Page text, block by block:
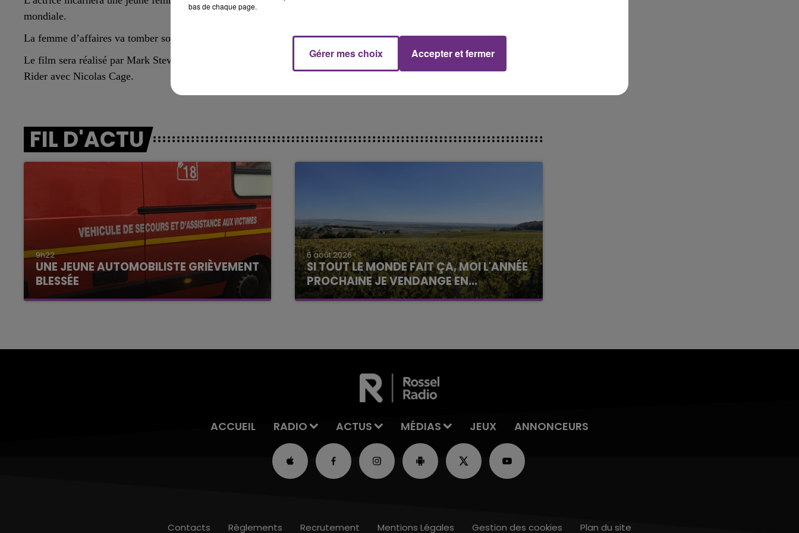
mondiale.
La femme d’affaires va tomber sous le charme d’un inconnu qui s’avère être le fils du fondateur de la marque.
Le film sera réalisé par Mark Steven Johnson à qui on doit des films comme Daredevil avec Ben Affleck et Ghost
Rider avec Nicolas Cage.
FIL D'ACTU
9h22
UNE JEUNE AUTOMOBILISTE GRIÈVEMENT
BLESSÉE
Une automobiliste s'est retrouvée piégée dans
6 août 2026
SI TOUT LE MONDE FAIT ÇA, MOI L'ANNÉE
PROCHAINE JE VENDANGE EN...
La vendange en Champagne a débuté ce jeudi
ACCUEIL RADIO ACTUS MÉDIAS JEUX ANNONCEURS
Contacts Règlements Recrutement Mentions Légales Gestion des cookies Plan du site
bas de chaque page.
Gérer mes choix Accepter et fermer